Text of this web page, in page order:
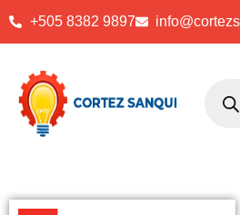
+505 8382 9897